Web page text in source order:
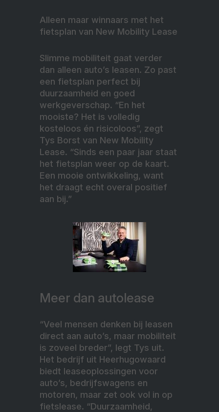
Alleen maar winnaars met het
fietsplan van New Mobility Lease
Slimme mobiliteit gaat verder
dan alleen auto’s leasen. Zo past
een fietsplan perfect bij
duurzaamheid en goed
werkgeverschap. “En het
mooiste? Het is volledig
kosteloos én risicoloos”, zegt
Tys Borst van New Mobility
Lease. “Sinds een paar jaar staat
het fietsplan weer op de kaart.
Een mooie ontwikkeling, want
het draagt echt overal positief
aan bij.”
Meer dan autolease
“Veel mensen denken bij leasen
direct aan auto’s, maar mobiliteit
is zoveel breder”, legt Tys uit.
Het bedrijf uit Heerhugowaard
biedt leaseoplossingen voor
auto’s, bedrijfswagens en
motoren, maar zet ook vol in op
fietslease. “Duurzaamheid,